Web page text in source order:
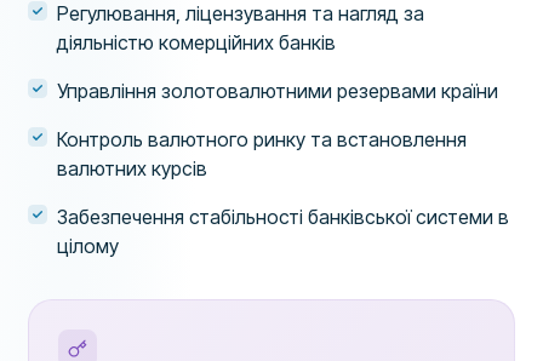
Регулювання, ліцензування та нагляд за
діяльністю комерційних банків
Управління золотовалютними резервами країни
Контроль валютного ринку та встановлення
валютних курсів
Забезпечення стабільності банківської системи в
цілому